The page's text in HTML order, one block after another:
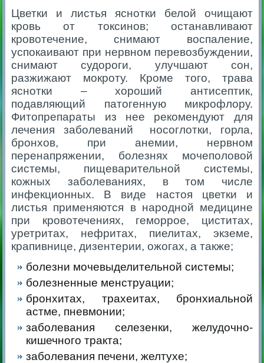
Цветки и листья яснотки белой очищают
кровь от токсинов; останавливают
кровотечение, снимают воспаление,
успокаивают при нервном перевозбуждении,
снимают судороги, улучшают сон,
разжижают мокроту. Кроме того, трава
яснотки – хороший антисептик,
подавляющий патогенную микрофлору.
Фитопрепараты из нее рекомендуют для
лечения заболеваний носоглотки, горла,
бронхов, при анемии, нервном
перенапряжении, болезнях мочеполовой
системы, пищеварительной системы,
кожных заболеваниях, в том числе
инфекционных. В виде настоя цветки и
листья применяются в народной медицине
при кровотечениях, геморрое, циститах,
уретритах, нефритах, пиелитах, экземе,
крапивнице, дизентерии, ожогах, а также;
болезни мочевыделительной системы;
болезненные менструации;
бронхитах, трахеитах, бронхиальной
астме, пневмонии;
заболевания селезенки, желудочно-
кишечного тракта;
заболевания печени, желтухе;